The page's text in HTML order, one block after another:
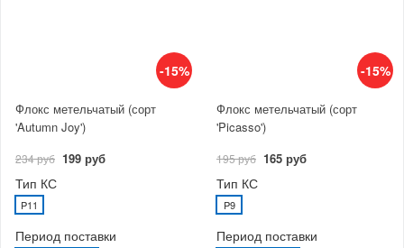
-15%
Флокс метельчатый (сорт
'Autumn Joy')
234 руб 199 руб
Тип КС
P11
Период поставки
-15%
Флокс метельчатый (сорт
'Picasso')
195 руб 165 руб
Тип КС
P9
Период поставки